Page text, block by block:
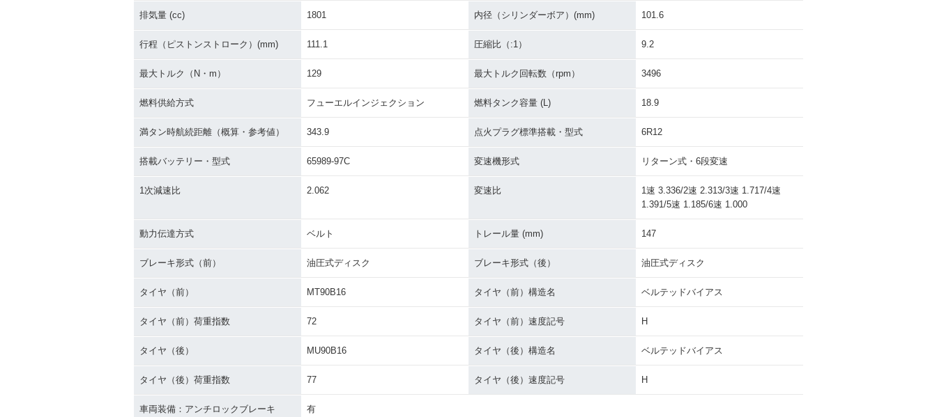
排気量 (cc) 1801 内径（シリンダーボア）(mm) 101.6
行程（ピストンストローク）(mm) 111.1 圧縮比（:1） 9.2
最大トルク（N・m） 129 最大トルク回転数（rpm） 3496
燃料供給方式 フューエルインジェクション 燃料タンク容量 (L) 18.9
満タン時航続距離（概算・参考値） 343.9 点火プラグ標準搭載・型式 6R12
搭載バッテリー・型式 65989-97C 変速機形式 リターン式・6段変速
1次減速比 2.062 変速比
1速 3.336/2速 2.313/3速 1.717/4速
1.391/5速 1.185/6速 1.000
動力伝達方式 ベルト トレール量 (mm) 147
ブレーキ形式（前） 油圧式ディスク ブレーキ形式（後） 油圧式ディスク
タイヤ（前） MT90B16 タイヤ（前）構造名 ベルテッドバイアス
タイヤ（前）荷重指数 72 タイヤ（前）速度記号 H
タイヤ（後） MU90B16 タイヤ（後）構造名 ベルテッドバイアス
タイヤ（後）荷重指数 77 タイヤ（後）速度記号 H
車両装備：アンチロックブレーキ
有